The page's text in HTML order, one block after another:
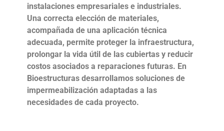
instalaciones empresariales e industriales.
Una correcta elección de materiales,
acompañada de una aplicación técnica
adecuada, permite proteger la infraestructura,
prolongar la vida útil de las cubiertas y reducir
costos asociados a reparaciones futuras. En
Bioestructuras desarrollamos soluciones de
impermeabilización adaptadas a las
necesidades de cada proyecto.